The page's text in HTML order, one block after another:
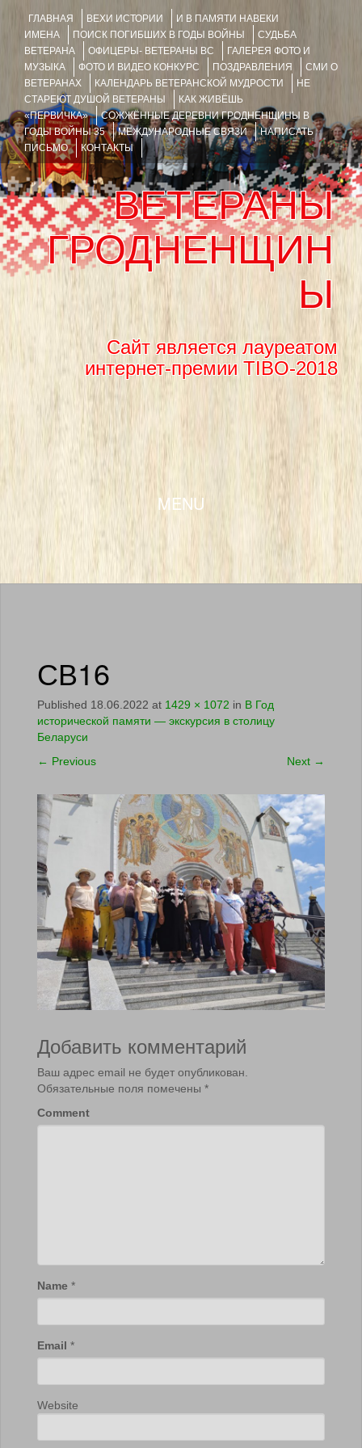
ГЛАВНАЯ ВЕХИ ИСТОРИИ
И В ПАМЯТИ НАВЕКИ
ИМЕНА
ПОИСК ПОГИБШИХ В ГОДЫ ВОЙНЫ
СУДЬБА
ВЕТЕРАНА
ОФИЦЕРЫ- ВЕТЕРАНЫ ВС
ГАЛЕРЕЯ ФОТО И
МУЗЫКА
ФОТО И ВИДЕО КОНКУРС ПОЗДРАВЛЕНИЯ
СМИ О
ВЕТЕРАНАХ
КАЛЕНДАРЬ ВЕТЕРАНСКОЙ МУДРОСТИ
НЕ
СТАРЕЮТ ДУШОЙ ВЕТЕРАНЫ
КАК ЖИВЁШЬ
«ПЕРВИЧКА»
СОЖЖЁННЫЕ ДЕРЕВНИ ГРОДНЕНЩИНЫ В
ГОДЫ ВОЙНЫ 35
МЕЖДУНАРОДНЫЕ СВЯЗИ
НАПИСАТЬ
ПИСЬМО
КОНТАКТЫ
ВЕТЕРАНЫ
ГРОДНЕНЩИН
Ы
Сайт является лауреатом
интернет-премии TIBO-2018
MENU
SKIP TO CONTENT
СВ16
Published 18.06.2022 at 1429 × 1072 in В Год
исторической памяти — экскурсия в столицу
Беларуси
← Previous Next →
Добавить комментарий
Ваш адрес email не будет опубликован.
Обязательные поля помечены *
Comment
Name *
Email *
Website